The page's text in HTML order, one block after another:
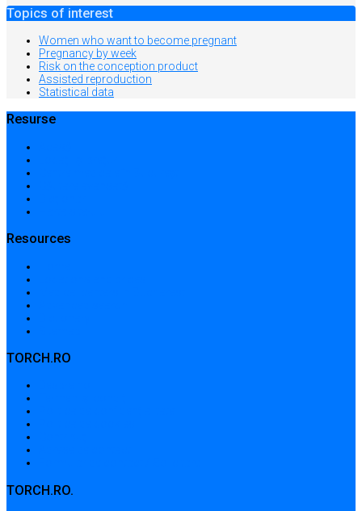
Topics of interest
Women who want to become pregnant
Pregnancy by week
Risk on the conception product
Assisted reproduction
Statistical data
Resurse
Resources
TORCH.RO
TORCH.RO.